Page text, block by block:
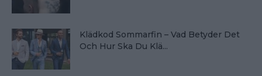
Klädkod Sommarfin – Vad Betyder Det
Och Hur Ska Du Klä...